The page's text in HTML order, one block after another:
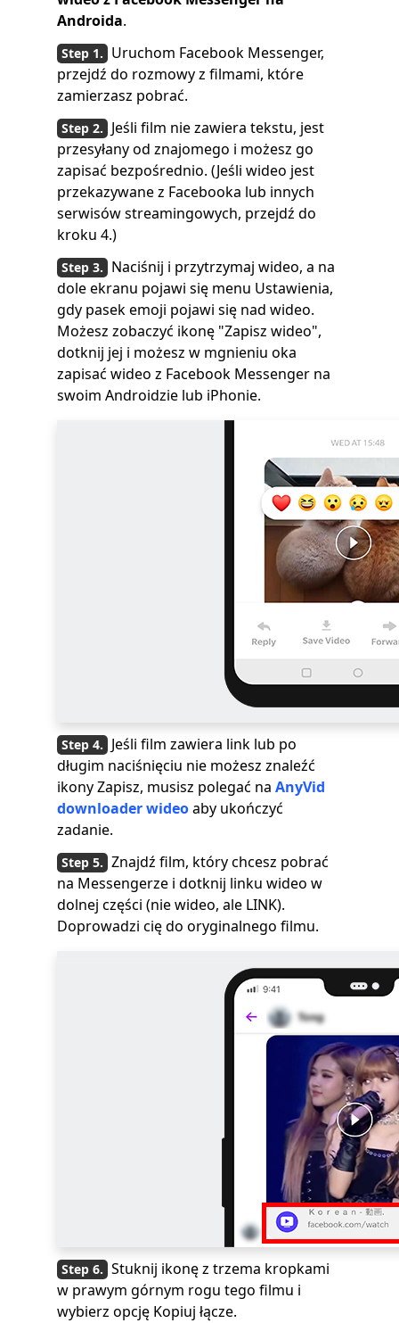
Androida.
Uruchom Facebook Messenger,
przejdź do rozmowy z filmami, które
zamierzasz pobrać.
Jeśli film nie zawiera tekstu, jest
przesyłany od znajomego i możesz go
zapisać bezpośrednio. (Jeśli wideo jest
przekazywane z Facebooka lub innych
serwisów streamingowych, przejdź do
kroku 4.)
Naciśnij i przytrzymaj wideo, a na
dole ekranu pojawi się menu Ustawienia,
gdy pasek emoji pojawi się nad wideo.
Możesz zobaczyć ikonę "Zapisz wideo",
dotknij jej i możesz w mgnieniu oka
zapisać wideo z Facebook Messenger na
swoim Androidzie lub iPhonie.
Jeśli film zawiera link lub po
długim naciśnięciu nie możesz znaleźć
ikony Zapisz, musisz polegać na AnyVid
downloader wideoaby ukończyć
zadanie.
Znajdź film, który chcesz pobrać
na Messengerze i dotknij linku wideo w
dolnej części (nie wideo, ale LINK).
Doprowadzi cię do oryginalnego filmu.
Stuknij ikonę z trzema kropkami
w prawym górnym rogu tego filmu i
wybierz opcję Kopiuj łącze.